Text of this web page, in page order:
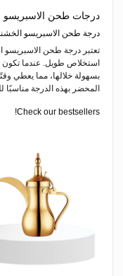
درجات طحن الاسبريسو
درجة طحن الاسبريسو
تعتبر درجة طحن الاسبريسو
استخلاص طويل. عندما
بسهولة خلالها، مما يعطي
المحضر بهذه الدرجة مناسبًا
Check our bestsellers!